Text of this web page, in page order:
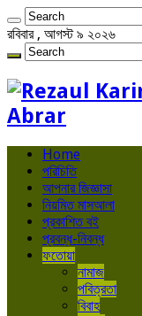
রবিবার , আগস্ট ৯ ২০২৬
Abrar
Home
পরিচিতি
আপনার জিজ্ঞাসা
নিয়মিত মাসআলা
প্রকাশিত বই
প্রবন্ধ-নিবন্ধ
ফতোয়া
নামাজ
পবিত্রতা
বিবাহ